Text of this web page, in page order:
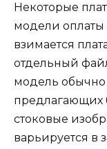
Некоторые
модели оплаты
взимается
отдельный
модель обычно
предлагающих
стоковые
варьируется в